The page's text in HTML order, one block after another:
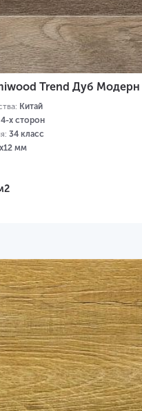
Trend Дуб Модерн
Китай
х сторон
34 класс
мм